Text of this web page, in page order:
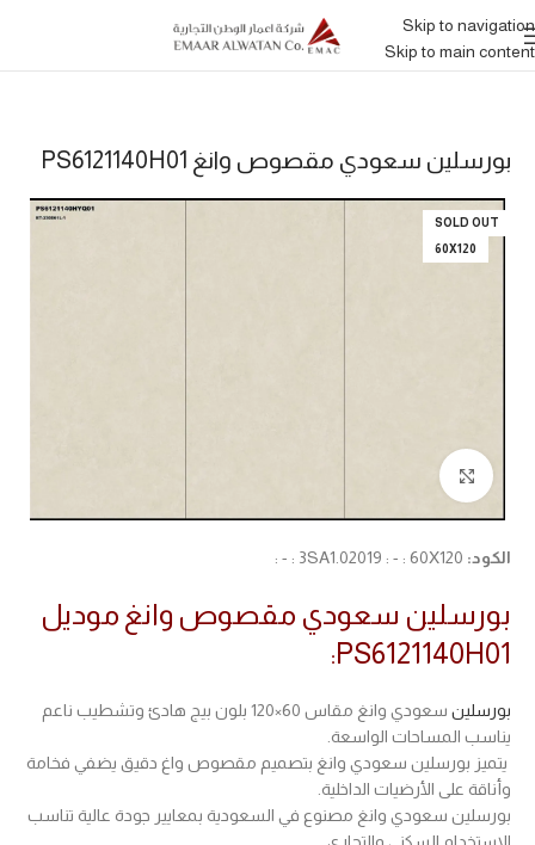
Skip to navigation
Skip to main content
بورسلين سعودي مقصوص وانغ PS6121140H01
SOLD OUT
60X120
Click to enlarge
الكود: 3SA1.02019 : - : 60X120 : - :
بورسلين سعودي مقصوص وانغ موديل
PS6121140H01:
بورسلين
سعودي وانغ مقاس 60×120 بلون بيج هادئ وتشطيب ناعم
يناسب المساحات الواسعة.
يتميز بورسلين سعودي وانغ بتصميم مقصوص واغ دقيق يضفي فخامة
وأناقة على الأرضيات الداخلية.
بورسلين سعودي وانغ مصنوع في السعودية بمعايير جودة عالية تناسب